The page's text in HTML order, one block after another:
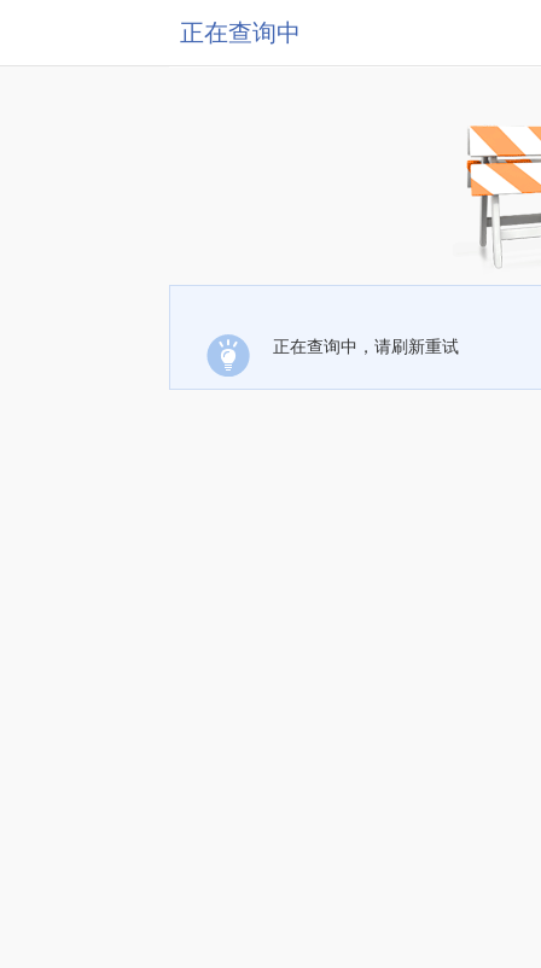
正在查询中
正在查询中，请刷新重试